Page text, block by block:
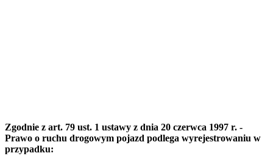
Zgodnie z art. 79 ust. 1 ustawy z dnia 20 czerwca 1997 r. -
Prawo o ruchu drogowym pojazd podlega wyrejestrowaniu w
przypadku: